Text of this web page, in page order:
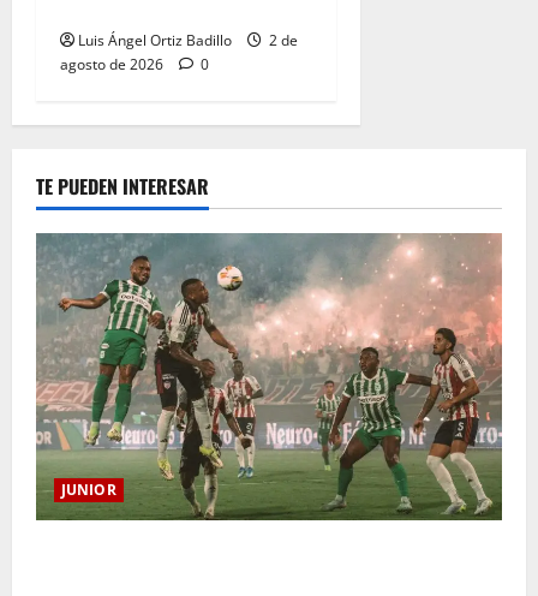
Luis Ángel Ortiz Badillo
2 de
agosto de 2026
0
TE PUEDEN INTERESAR
JUNIOR